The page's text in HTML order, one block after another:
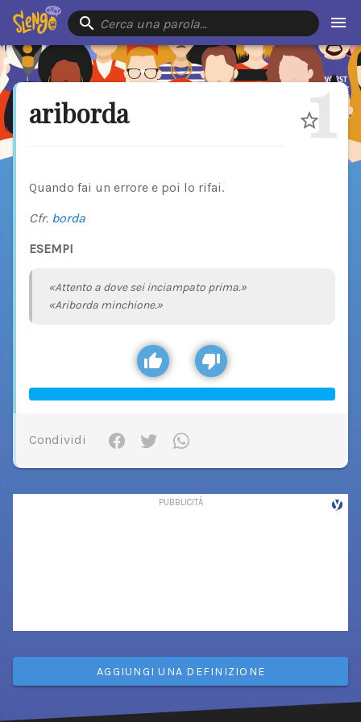
Cerca una parola…
ariborda 1
Quando fai un errore e poi lo rifai.
Cfr. borda
ESEMPI
«Attento a dove sei inciampato prima.»
«Ariborda minchione.»
Condividi
AGGIUNGI UNA DEFINIZIONE